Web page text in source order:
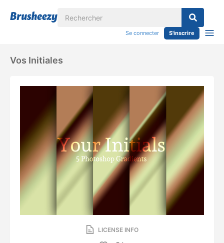
Se connecter S'inscrire
Vos Initiales
LICENSE INFO